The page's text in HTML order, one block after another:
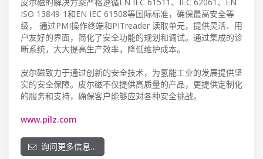
皮尔磁的解决方案严格遵循EN IEC 61511、IEC 62061、EN
ISO 13849-1和EN IEC 61508等国际标准，确保最高安全等
级， 通过PMI操作终端和PITreader 读取单元，提供灵活、用
户友好的界面，简化了安全功能的规划和调试。通过集成的诊
断系统，大大提高生产效率，降低维护成本。
皮尔磁致力于通过创新的安全技术，为氢能工业的发展提供坚
实的安全保障。皮尔磁不仅提供高质量的产品，更提供定制化
的服务和支持，确保客户能够应对各种安全挑战。
www.pilz.com
询问更多信息…